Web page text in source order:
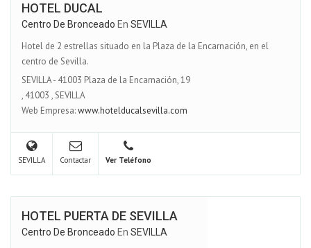
HOTEL DUCAL
Centro De Bronceado En SEVILLA
Hotel de 2 estrellas situado en la Plaza de la Encarnación, en el
centro de Sevilla.
SEVILLA - 41003 Plaza de la Encarnación, 19
, 41003 ,SEVILLA
Web Empresa:www.hotelducalsevilla.com
SEVILLA Contactar Ver Teléfono
HOTEL PUERTA DE SEVILLA
Centro De Bronceado En SEVILLA